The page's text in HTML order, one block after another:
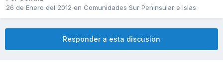
26 de Enero del 2012 en Comunidades Sur Peninsular e Islas
Responder a esta discusión